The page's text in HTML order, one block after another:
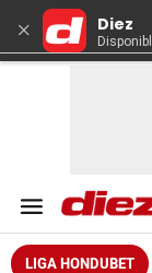
× Diez
LIGA HONDUBET